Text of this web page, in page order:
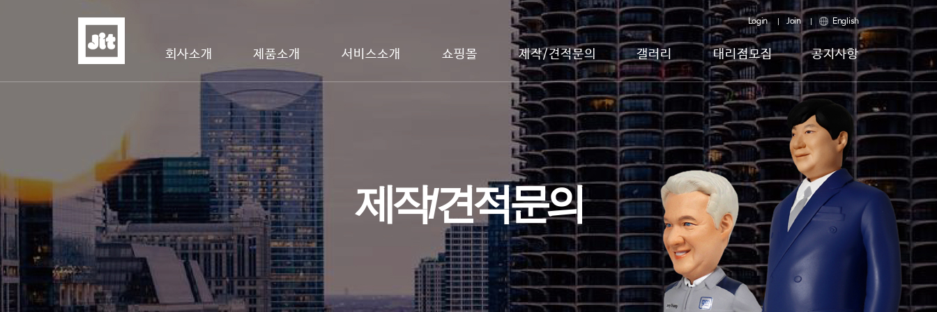
Login Join English
회사소개 제품소개 서비스소개 쇼핑몰 제작/견적문의 갤러리 대리점모집 공지사항
제작/견적문의